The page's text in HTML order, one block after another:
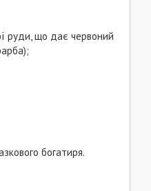
руди, що дає червоний
богатиря.